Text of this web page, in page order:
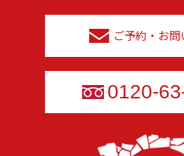
ご予約・お
0120-